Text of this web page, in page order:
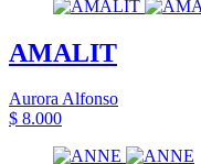
AMALIT
Aurora Alfonso
$ 8.000